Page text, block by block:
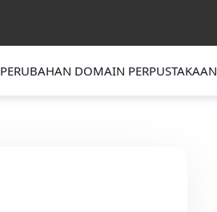
PERUBAHAN DOMAIN PERPUSTAKAAN